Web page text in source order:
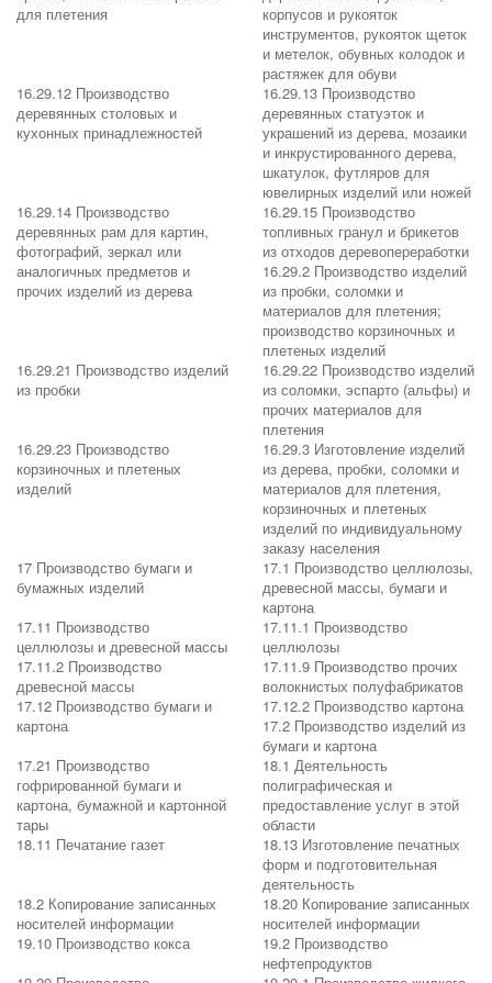
для плетения
корпусов и рукояток
инструментов, рукояток щеток
и метелок, обувных колодок и
растяжек для обуви
16.29.12 Производство
деревянных столовых и
кухонных принадлежностей
16.29.13 Производство
деревянных статуэток и
украшений из дерева, мозаики
и инкрустированного дерева,
шкатулок, футляров для
ювелирных изделий или ножей
16.29.14 Производство
деревянных рам для картин,
фотографий, зеркал или
аналогичных предметов и
прочих изделий из дерева
16.29.15 Производство
топливных гранул и брикетов
из отходов деревопереработки
16.29.2 Производство изделий
из пробки, соломки и
материалов для плетения;
производство корзиночных и
плетеных изделий
16.29.21 Производство изделий
из пробки
16.29.22 Производство изделий
из соломки, эспарто (альфы) и
прочих материалов для
плетения
16.29.23 Производство
корзиночных и плетеных
изделий
16.29.3 Изготовление изделий
из дерева, пробки, соломки и
материалов для плетения,
корзиночных и плетеных
изделий по индивидуальному
заказу населения
17 Производство бумаги и
бумажных изделий
17.1 Производство целлюлозы,
древесной массы, бумаги и
картона
17.11 Производство
целлюлозы и древесной массы
17.11.1 Производство
целлюлозы
17.11.2 Производство
древесной массы
17.11.9 Производство прочих
волокнистых полуфабрикатов
17.12 Производство бумаги и
картона
17.12.2 Производство картона
17.2 Производство изделий из
бумаги и картона
17.21 Производство
гофрированной бумаги и
картона, бумажной и картонной
тары
18.1 Деятельность
полиграфическая и
предоставление услуг в этой
области
18.11 Печатание газет
18.13 Изготовление печатных
форм и подготовительная
деятельность
18.2 Копирование записанных
носителей информации
18.20 Копирование записанных
носителей информации
19.10 Производство кокса
19.2 Производство
нефтепродуктов